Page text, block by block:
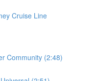
Cruise Line
Community (2:48)